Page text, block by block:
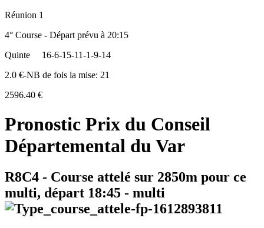
Réunion 1
4° Course - Départ prévu à 20:15
Quinte
16-6-15-11-1-9-14
2.0 €-NB de fois la mise: 21
2596.40 €
Pronostic Prix du Conseil
Départemental du Var
R8C4 - Course attelé sur 2850m pour ce
multi, départ 18:45 - multi